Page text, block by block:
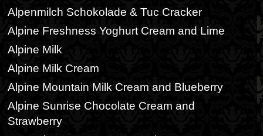
Alpenmilch Schokolade & Tuc Cracker
Alpine Freshness Yoghurt Cream and Lime
Alpine Milk
Alpine Milk Cream
Alpine Mountain Milk Cream and Blueberry
Alpine Sunrise Chocolate Cream and
Strawberry